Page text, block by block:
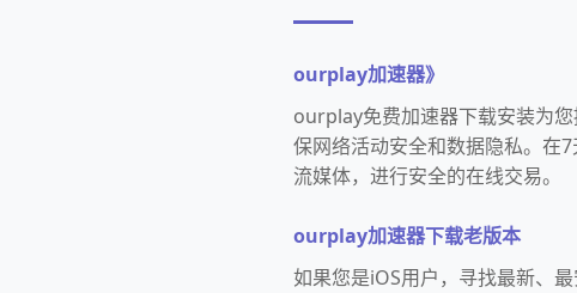
ourplay加速器》
ourplay免费加速器下载安装为
保网络活动安全和数据隐私。在
流媒体，进行安全的在线交易。
ourplay加速器下载老版本
如果您是iOS用户，寻找最新、